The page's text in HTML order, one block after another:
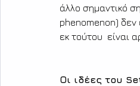
άλλο σημαντικό
phenomenon) δεν
εκ τούτου  είναι
Οι ιδέες του